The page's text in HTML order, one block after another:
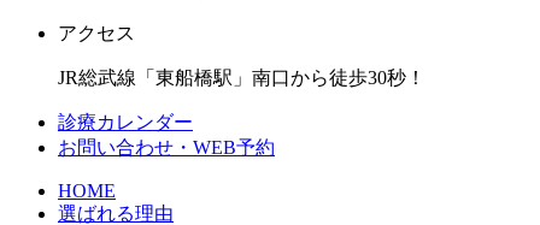
アクセス
JR総武線「東船橋駅」南口から徒歩30秒！
診療カレンダー
お問い合わせ・WEB予約
HOME
選ばれる理由